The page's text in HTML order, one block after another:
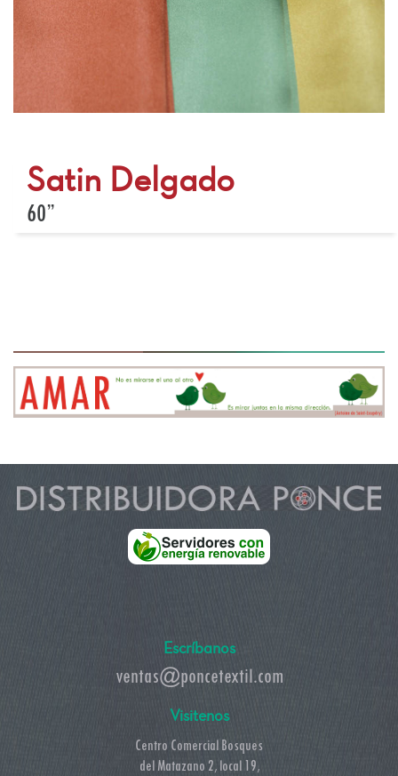
Satin Delgado
60”
Escríbanos
ventas@poncetextil.com
Visitenos
Centro Comercial Bosques
del Matazano 2, local 19,